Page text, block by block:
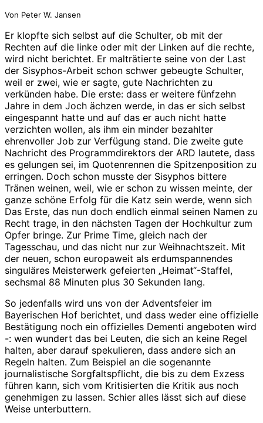
Von Peter W. Jansen
Er klopfte sich selbst auf die Schulter, ob mit der
Rechten auf die linke oder mit der Linken auf die rechte,
wird nicht berichtet. Er malträtierte seine von der Last
der Sisyphos-Arbeit schon schwer gebeugte Schulter,
weil er zwei, wie er sagte, gute Nachrichten zu
verkünden habe. Die erste: dass er weitere fünfzehn
Jahre in dem Joch ächzen werde, in das er sich selbst
eingespannt hatte und auf das er auch nicht hatte
verzichten wollen, als ihm ein minder bezahlter
ehrenvoller Job zur Verfügung stand. Die zweite gute
Nachricht des Programmdirektors der ARD lautete, dass
es gelungen sei, im Quotenrennen die Spitzenposition zu
erringen. Doch schon musste der Sisyphos bittere
Tränen weinen, weil, wie er schon zu wissen meinte, der
ganze schöne Erfolg für die Katz sein werde, wenn sich
Das Erste, das nun doch endlich einmal seinen Namen zu
Recht trage, in den nächsten Tagen der Hochkultur zum
Opfer bringe. Zur Prime Time, gleich nach der
Tagesschau, und das nicht nur zur Weihnachtszeit. Mit
der neuen, schon europaweit als erdumspannendes
singuläres Meisterwerk gefeierten „Heimat“-Staffel,
sechsmal 88 Minuten plus 30 Sekunden lang.
So jedenfalls wird uns von der Adventsfeier im
Bayerischen Hof berichtet, und dass weder eine offizielle
Bestätigung noch ein offizielles Dementi angeboten wird
-: wen wundert das bei Leuten, die sich an keine Regel
halten, aber darauf spekulieren, dass andere sich an
Regeln halten. Zum Beispiel an die sogenannte
journalistische Sorgfaltspflicht, die bis zu dem Exzess
führen kann, sich vom Kritisierten die Kritik aus noch
genehmigen zu lassen. Schier alles lässt sich auf diese
Weise unterbuttern.